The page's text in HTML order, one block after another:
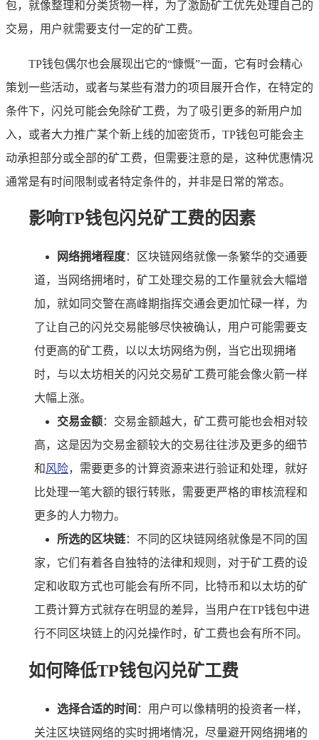
包，就像整理和分类货物一样，为了激励矿工优先处理自己的
交易，用户就需要支付一定的矿工费。
TP钱包偶尔也会展现出它的“慷慨”一面，它有时会精心
策划一些活动，或者与某些有潜力的项目展开合作，在特定的
条件下，闪兑可能会免除矿工费，为了吸引更多的新用户加
入，或者大力推广某个新上线的加密货币，TP钱包可能会主
动承担部分或全部的矿工费，但需要注意的是，这种优惠情况
通常是有时间限制或者特定条件的，并非是日常的常态。
影响TP钱包闪兑矿工费的因素
网络拥堵程度：区块链网络就像一条繁华的交通要
道，当网络拥堵时，矿工处理交易的工作量就会大幅增
加，就如同交警在高峰期指挥交通会更加忙碌一样，为
了让自己的闪兑交易能够尽快被确认，用户可能需要支
付更高的矿工费，以以太坊网络为例，当它出现拥堵
时，与以太坊相关的闪兑交易矿工费可能会像火箭一样
大幅上涨。
交易金额：交易金额越大，矿工费可能也会相对较
高，这是因为交易金额较大的交易往往涉及更多的细节
和风险，需要更多的计算资源来进行验证和处理，就好
比处理一笔大额的银行转账，需要更严格的审核流程和
更多的人力物力。
所选的区块链：不同的区块链网络就像是不同的国
家，它们有着各自独特的法律和规则，对于矿工费的设
定和收取方式也可能会有所不同，比特币和以太坊的矿
工费计算方式就存在明显的差异，当用户在TP钱包中进
行不同区块链上的闪兑操作时，矿工费也会有所不同。
如何降低TP钱包闪兑矿工费
选择合适的时间 ：用户可以像精明的投资者一样，
关注区块链网络的实时拥堵情况，尽量避开网络拥堵的